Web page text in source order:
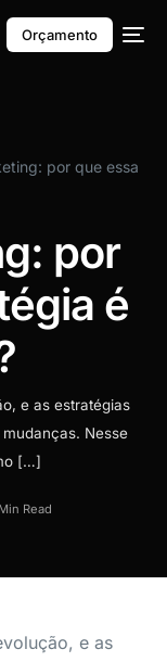
Orçamento
por que essa
por
é
e as estratégias
Nesse
[…]
Read
e as